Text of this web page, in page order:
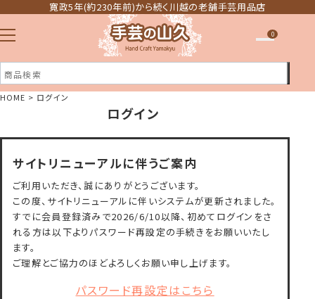
寛政5年(約230年前)から続く川越の老舗手芸用品店
注文履歴
ほしい物リスト
0
HOME ログイン
ログイン
サイトリニューアルに伴うご案内
ご利用いただき、誠にありがとうございます。
この度、サイトリニューアルに伴いシステムが更新されました。
すでに会員登録済みで2026/6/10以降、初めてログインをさ
れる方は以下よりパスワード再設定の手続きをお願いいたし
ます。
ご理解とご協力のほどよろしくお願い申し上げます。
パスワード再設定はこちら